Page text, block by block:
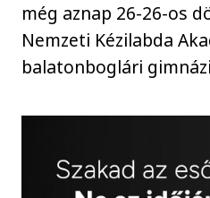
még aznap 26-26-os
Nemzeti Kézilabda
balatonboglári